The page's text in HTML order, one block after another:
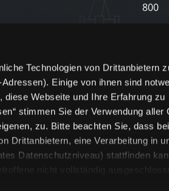
Technologien von Drittanbietern
Einige von ihnen sind
Webseite und Ihre Erfahrung zu
stimmen Sie der Verwendung aller
zu. Bitte beachten Sie, dass bei
Drittanbietern, eine Verarbeitung in
Datenschutzniveau) stattfinden
nicht vollständig
800
und